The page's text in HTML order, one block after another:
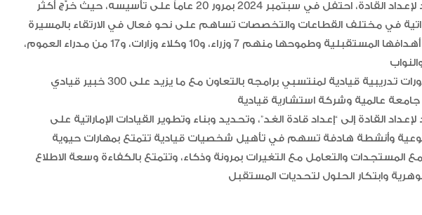
يُذكر أن مركز محمد بن راشد لإعداد القادة، احتفل في سبتمبر 2024 بمرور 20 عاماً على تأسيسه، حيث خرّج أكثر
إماراتية في مختلف القطاعات والتخصصات تساهم على نحو فعال في الارتقاء بالمسيرة
التنموية في الدولة وتحقيق أهدافها المستقبلية وطموحها منهم 7 وزراء، و10 وكلاء وزارات، و17 من مدراء العموم،
وقدّم المركز منذ تأسيسه دورات تدريبية قيادية لمنتسبي برامجه بالتعاون مع ما يزيد على 300 خبير قيادي
القادة إلى “إعداد قادة الغد”، وتحديد وبناء وتطوير القيادات الإماراتية على
نوعية وأنشطة هادفة تسهم في تأهيل شخصيات قيادية تتمتع بمهارات حيوية
والتعامل مع التغيرات بمرونة وذكاء، وتتمتع بالكفاءة وسعة الاطلاع